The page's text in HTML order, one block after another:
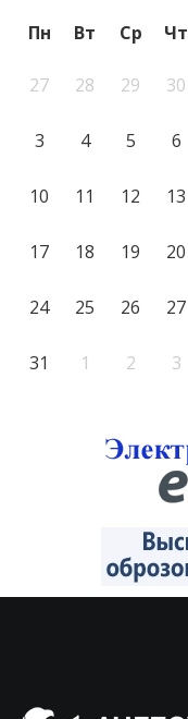
Пн Вт Ср Чт
27 28 29 30
3 4 5 6
10 11 12 13
17 18 19 20
24 25 26 27
31 1 2 3